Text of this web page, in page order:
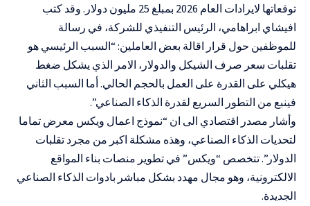
توقعاتها لايرادات العام 2026 بمبلغ 25 مليون دولار. وقد كتب
افيشاي ابراهامي، الرئيس التنفيذي للشركة، في رسالة
للموظفين حول قرار اقالة بعض العاملين: “السبب الرئيسي هو
تقلبات سعر صرف الشيكل والدولار، الامر الذي يشكل ضغط
هيكلي على القدرة على العمل بالحجم الحالي. أما السبب الثاني
فينبع من التطور السريع لقدرة الذكاء الصناعي”.
وأشار مصدر اقتصادي الى ان “نموذج اعمال ويكس معرض تماما
لتحديات الذكاء الصناعي، وهذه مشكلة اكبر من مجرد تقلبات
الدولار”. تتخصص “ويكس” في تطوير منصات بناء المواقع
الالكترونية، وهو مجال مهدد بشكل مباشر بادوات الذكاء الصناعي
الجديدة.